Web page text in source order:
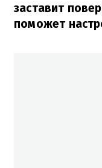
заставит
поможет